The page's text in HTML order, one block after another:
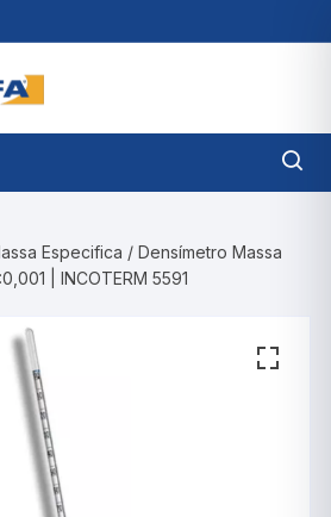
Especifica / Densímetro Massa
| INCOTERM 5591